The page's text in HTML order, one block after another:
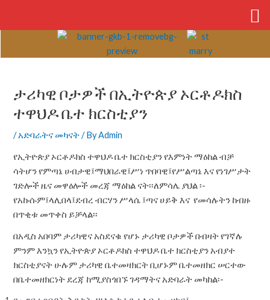
ታሪካዊ ቦታዎች በኢትዮጵያ ኦርቶዶክስ
ተዋህዶ ቤተ ክርስቲያን
/አድባራትና መካናት/ ByAdmin
የኢትዮጵያ ኦርቶዶክስ ተዋህዶ ቤተ ክርስቲያን የእምነት ማዕከል ብቻ
ሳትሆን የምጣኔ ሀብታዊ፤ማህበራዊ፤ሥነ ጥበባዊ፤የሥልጣኔ እና የነገሥታት
ገድሎች ዜና መዋዕሎች መረጃ ማዕከል ናት፡፡ለምሳሌ ያህል ፡-
የአኩሱም፤ላሊበላ፤ደብረ ብርሃን ሥላሴ ፤ጣና ሀይቅ እና የመሳሉትን ከብዙ
በጥቂቱ መጥቀስ ይቻላል፡፡
በአዲስ አበባም ታሪካዊና አስደናቁ የሆኑ ታሪካዊ ቦታዎች በብዛት የገኛሉ
ምንም እንኳን የኢትዮጵያ ኦርቶዶክስ ተዋህዶ ቤተ ክርስቲያን አብያተ
ክርስቲያናት ሁሉም ታሪካዊ ቤተመዛክርት ቢሆኑም ቤተመዘክር ሠርተው
በቤተመዘክርነት ደረጃ ከሚያስጎበኙ ገዳማትና አድባራት መካከል፡-